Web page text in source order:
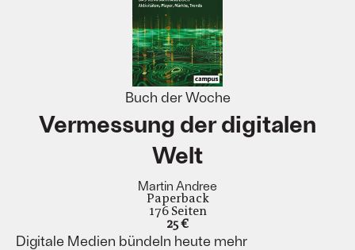
Buch der Woche
Vermessung der digitalen
Welt
Martin Andree
Paperback
176 Seiten
25 €
Digitale Medien bündeln heute mehr